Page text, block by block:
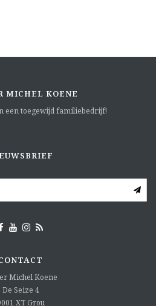
MICHEL KOENE
een toegewijd familiebedrijf!
Michel Koene
De Seize 4
XT Grou